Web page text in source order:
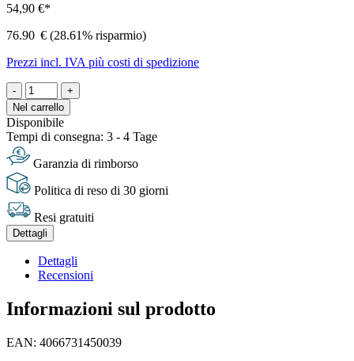
54,90 €*
76.90 € (28.61% risparmio)
Prezzi incl. IVA più costi di spedizione
-
+
Nel carrello
Disponibile
Tempi di consegna: 3 - 4 Tage
Garanzia di rimborso
Politica di reso di 30 giorni
Resi gratuiti
Dettagli
Dettagli
Recensioni
Informazioni sul prodotto
EAN: 4066731450039